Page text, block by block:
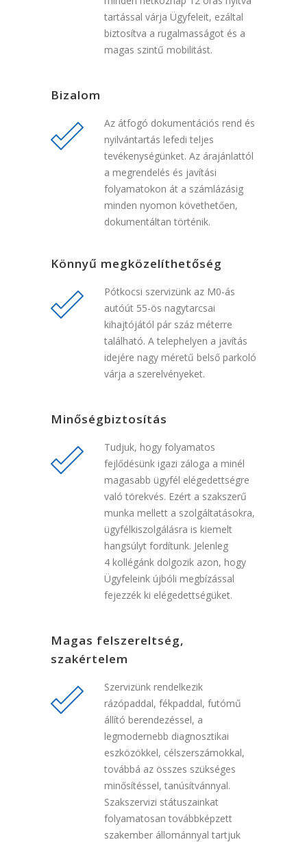
tartással várja Ügyfeleit, ezáltal
biztosítva a rugalmasságot és a
magas szintű mobilitást.
Bizalom
Az átfogó dokumentációs rend és
nyilvántartás lefedi teljes
tevékenységünket. Az árajánlattól
a megrendelés és javítási
folyamatokon át a számlázásig
minden nyomon követhetően,
dokumentáltan történik.
Könnyű megközelíthetőség
Pótkocsi szervizünk az M0-ás
autóút 55-ös nagytarcsai
kihajtójától pár száz méterre
található. A telephelyen a javítás
idejére nagy méretű belső parkoló
várja a szerelvényeket.
Minőségbiztosítás
Tudjuk, hogy folyamatos
fejlődésünk igazi záloga a minél
magasabb ügyfél elégedettségre
való törekvés. Ezért a szakszerű
munka mellett a szolgáltatásokra,
ügyfélkiszolgálásra is kiemelt
hangsúlyt fordítunk. Jelenleg
4 kollégánk dolgozik azon, hogy
Ügyfeleink újbóli megbízással
fejezzék ki elégedettségüket.
Magas felszereltség,
szakértelem
Szervizünk rendelkezik
rázópaddal, fékpaddal, futómű
állító berendezéssel, a
legmodernebb diagnosztikai
eszközökkel, célszerszámokkal,
továbbá az összes szükséges
minősítéssel, tanúsítvánnyal.
Szakszervizi státuszainkat
folyamatosan továbbképzett
szakember állománnyal tartjuk